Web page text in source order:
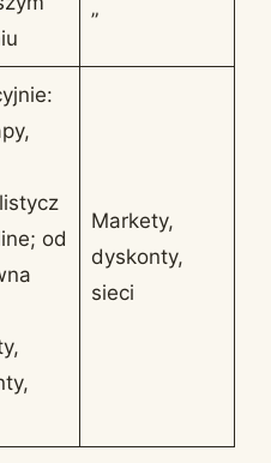
”
od
Markety,
dyskonty,
sieci